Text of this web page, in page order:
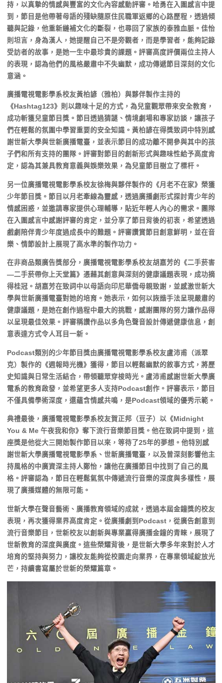
持，以真摯的情感與豐富的文化內容感動評審。哈勇在入圍感言中提
到，節目是他帶著母語的殘缺隨原住民職軍返鄉的心路歷程，透過傾
聽與記錄，他重新縫補文化的斷裂，也尋回了家族的泰雅血脈。佳怡
則坦言，身為漢人，她提醒自己不是旁觀者，而是學習者，能夠記錄
受訪者的故事，是她一生中最珍貴的課題。評審高度評價兩位主持人
的表現，認為他們的風格嚴肅中不失幽默，成功傳遞節目深刻的文化
意涵。
廣播電視電影學系校友黃柏諺（雅柏）與夥伴製作主持的
《Hashtag123》則以趣味十足的方式，為兒童觀眾帶來安全教育，
成功斬獲兒童節目獎。節目透過猜謎、情境劇場和專家訪談，讓孩子
們在輕鬆的氛圍中學習重要的安全知識。黃柏諺在得獎致詞中特別感
謝世新大學與世新廣播電臺，並表示節目的成功離不開參與其中的孩
子們和所有支持的團隊。評審對節目的創新形式與趣味性給予高度肯
定，認為其兼具教育意義與娛樂效果，為兒童節目樹立了標杆。
另一位廣播電視電影學系校友徐梅與夥伴製作的《月老不在家》榮獲
少年節目獎。節目以月老牽線為靈感，透過廣播劇形式探討青少年的
情感困惑，並邀請專家提供心理輔導，貼近年輕人內心的需求。團隊
在入圍感言中感謝評審的肯定，並分享了節目背後的初衷，希望透過
戲劇陪伴青少年度過成長中的難題。評審讚賞節目創意鮮明，並在音
樂、情節設計上展現了高水準的製作功力。
在非商品類廣告獎部分，廣播電視電影學系校友胡嘉芳的《二手菸害
—二手菸帶你上天堂篇》憑藉其創意與深刻的健康議題表現，成功摘
得桂冠。胡嘉芳在致詞中以母語向印尼華僑母親致謝，並感激世新大
學與世新廣播電臺對她的培育。她表示，如何以詼諧手法呈現嚴肅的
健康議題，是她在創作過程中最大的挑戰，感謝團隊的努力讓作品得
以呈現最佳效果。評審稱讚作品以多角色聲音設計傳遞健康信息，創
意表達方式令人耳目一新。
Podcast類別的少年節目獎由廣播電視電影學系校友盧沛甫（派翠
克）製作的《週報時光機》獲得，節目以輕鬆幽默的敘事方式，將歷
史知識與日常生活結合，帶領聽眾穿梭時光。盧沛甫感謝世新大學廣
電系的教育啟發，並希望更多人支持Podcast創作。評審表示，節目
不僅具備學術深度，還蘊含情感共鳴，是Podcast領域的優秀示範。
典禮最後，廣播電視電影學系校友賀正邦（豆子）以《Midnight
You & Me 午夜我和你》奪下流行音樂節目獎。他在致詞中提到，這
座獎是他從大三開始製作節目以來，等待了25年的夢想。他特別感
謝世新大學廣播電視電影學系、世新廣播電臺，以及曾深刻影響他主
持風格的中廣資深主持人鄭怡，讓他在廣播節目中找到了自己的風
格。評審認為，節目在輕鬆氣氛中傳遞流行音樂的深度與多樣性，展
現了廣播媒體的無限可能。
世新大學在聲音藝術、廣播教育領域的成就，透過本屆金鐘獎的校友
表現，再次獲得業界高度肯定。從廣播劇到Podcast，從廣告創意到
流行音樂節目，世新校友以創新與專業贏得廣播金鐘的青睞，展現了
世新教育的深度與廣度。這些榮耀背後，是世新大學多年來對於人才
培育的堅持與努力，讓校友能夠從校園走向業界，在專業領域綻放光
芒，持續書寫屬於世新的榮耀篇章。